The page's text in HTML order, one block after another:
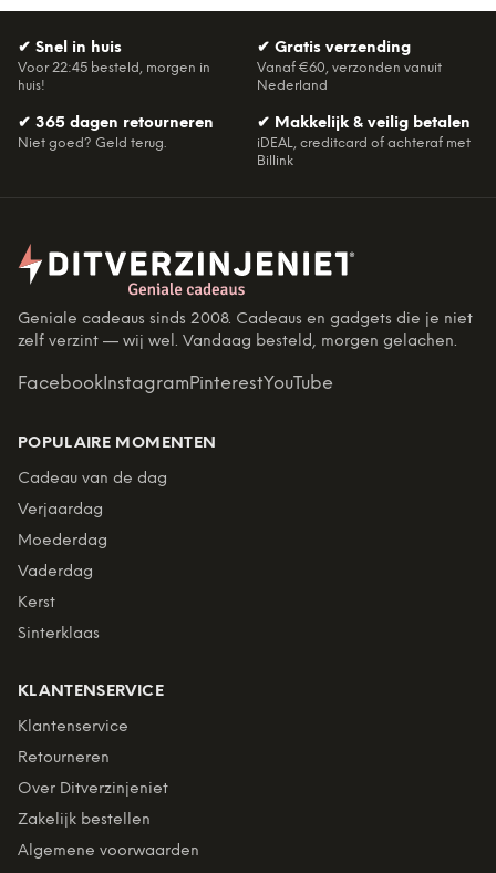
✔ Snel in huis
Voor 22:45 besteld, morgen in
huis!
✔ Gratis verzending
Vanaf €60, verzonden vanuit
Nederland
✔ 365 dagen retourneren
Niet goed? Geld terug.
✔ Makkelijk & veilig betalen
iDEAL, creditcard of achteraf met
Billink
Geniale cadeaus sinds 2008. Cadeaus en gadgets die je niet
zelf verzint — wij wel. Vandaag besteld, morgen gelachen.
Facebook InstagramPinterestYouTube
POPULAIRE MOMENTEN
Cadeau van de dag
Verjaardag
Moederdag
Vaderdag
Kerst
Sinterklaas
KLANTENSERVICE
Klantenservice
Retourneren
Over Ditverzinjeniet
Zakelijk bestellen
Algemene voorwaarden